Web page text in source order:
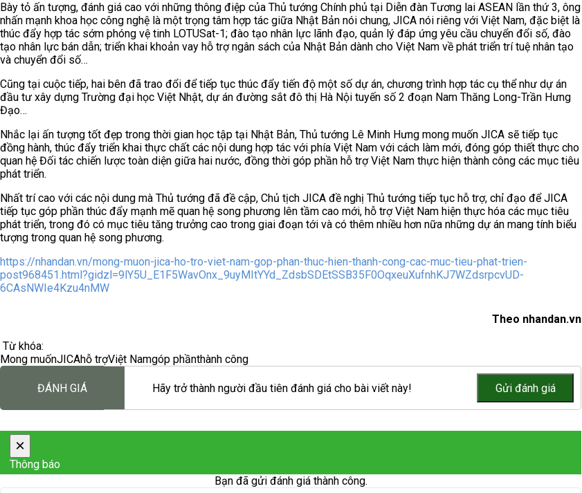
Bày tỏ ấn tượng, đánh giá cao với những thông điệp của Thủ tướng Chính phủ tại Diễn đàn Tương lai ASEAN lần thứ 3, ông
nhấn mạnh khoa học công nghệ là một trọng tâm hợp tác giữa Nhật Bản nói chung, JICA nói riêng với Việt Nam, đặc biệt là
thúc đẩy hợp tác sớm phóng vệ tinh LOTUSat-1; đào tạo nhân lực lãnh đạo, quản lý đáp ứng yêu cầu chuyển đổi số, đào
tạo nhân lực bán dẫn; triển khai khoản vay hỗ trợ ngân sách của Nhật Bản dành cho Việt Nam về phát triển trí tuệ nhân tạo
và chuyển đổi số…
Cũng tại cuộc tiếp, hai bên đã trao đổi để tiếp tục thúc đẩy tiến độ một số dự án, chương trình hợp tác cụ thể như dự án
đầu tư xây dựng Trường đại học Việt Nhật, dự án đường sắt đô thị Hà Nội tuyến số 2 đoạn Nam Thăng Long-Trần Hưng
Đạo…
Nhắc lại ấn tượng tốt đẹp trong thời gian học tập tại Nhật Bản, Thủ tướng Lê Minh Hưng mong muốn JICA sẽ tiếp tục
đồng hành, thúc đẩy triển khai thực chất các nội dung hợp tác với phía Việt Nam với cách làm mới, đóng góp thiết thực cho
quan hệ Đối tác chiến lược toàn diện giữa hai nước, đồng thời góp phần hỗ trợ Việt Nam thực hiện thành công các mục tiêu
phát triển.
Nhất trí cao với các nội dung mà Thủ tướng đã đề cập, Chủ tịch JICA đề nghị Thủ tướng tiếp tục hỗ trợ, chỉ đạo để JICA
tiếp tục góp phần thúc đẩy mạnh mẽ quan hệ song phương lên tầm cao mới, hỗ trợ Việt Nam hiện thực hóa các mục tiêu
phát triển, trong đó có mục tiêu tăng trưởng cao trong giai đoạn tới và có thêm nhiều hơn nữa những dự án mang tính biểu
tượng trong quan hệ song phương.
https://nhandan.vn/mong-muon-jica-ho-tro-viet-nam-gop-phan-thuc-hien-thanh-cong-cac-muc-tieu-phat-trien-
post968451.html?gidzl=9lY5U_E1F5WavOnx_9uyMItYYd_ZdsbSDEtSSB35F0OqxeuXufnhKJ7WZdsrpcvUD-
6CAsNWIe4Kzu4nMW
Theo nhandan.vn
Từ khóa:
Mong muốnJICAhỗ trợViệt Namgóp phầnthành công
ĐÁNH GIÁ Hãy trở thành người đầu tiên đánh giá cho bài viết này!
×
Thông báo
Bạn đã gửi đánh giá thành công.